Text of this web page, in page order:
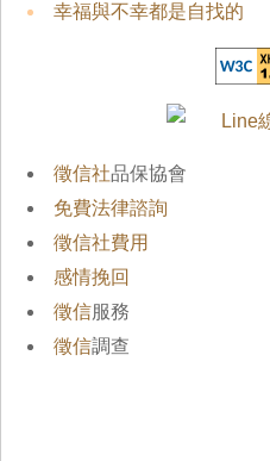
幸福與不幸都是自找的
徵信社品保協會
免費法律諮詢
徵信社費用
感情挽回
徵信服務
徵信調查